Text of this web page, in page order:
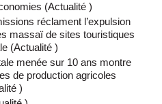
(Actualité)
réclament l’expulsion
massaï de sites touristiques
(Actualité)
menée sur 10 ans montre
de production agricoles
)